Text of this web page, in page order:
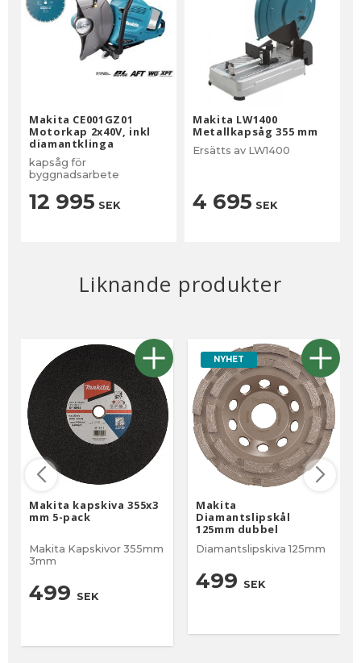
Makita CE001GZ01
Motorkap 2x40V, inkl
diamantklinga
kapsåg för
byggnadsarbete
12 995 SEK
Makita LW1400
Metallkapsåg 355 mm
Ersätts av LW1400
4 695 SEK
Liknande produkter
Makita kapskiva 355x3
mm 5-pack
Makita Kapskivor 355mm
3mm
499 SEK
NYHET
Makita
Diamantslipskål
125mm dubbel
Diamantslipskiva 125mm
499 SEK